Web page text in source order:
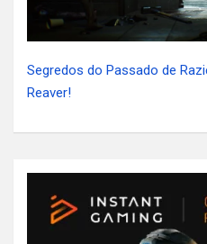
Segredos do Passado de
Reaver!